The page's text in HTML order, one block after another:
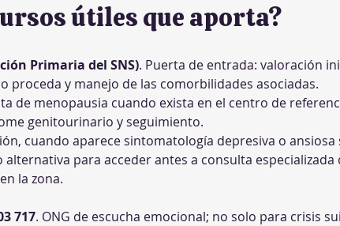
útiles que aporta?
Primaria del SNS). Puerta de entrada: valoración
proceda y manejo de las comorbilidades asociadas.
de menopausia cuando exista en el centro de
genitourinario y seguimiento.
cuando aparece sintomatología depresiva o ansiosa
alternativa para acceder antes a consulta especializada
la zona.
717. ONG de escucha emocional; no solo para crisis